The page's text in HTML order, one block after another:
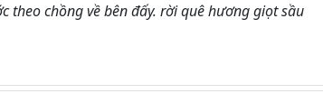
theo chồng về bên đấy. rời quê hương giọt sầu